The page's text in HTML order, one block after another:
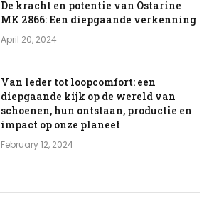
De kracht en potentie van Ostarine
MK 2866: Een diepgaande verkenning
April 20, 2024
Van leder tot loopcomfort: een
diepgaande kijk op de wereld van
schoenen, hun ontstaan, productie en
impact op onze planeet
February 12, 2024